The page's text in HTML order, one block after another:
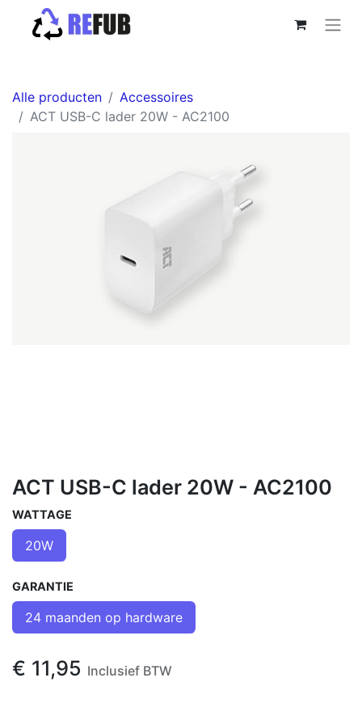
Alle producten
Accessoires
ACT USB-C lader 20W - AC2100
ACT USB-C lader 20W - AC2100
WATTAGE
20W
GARANTIE
24 maanden op hardware
€ 11,95 Inclusief BTW